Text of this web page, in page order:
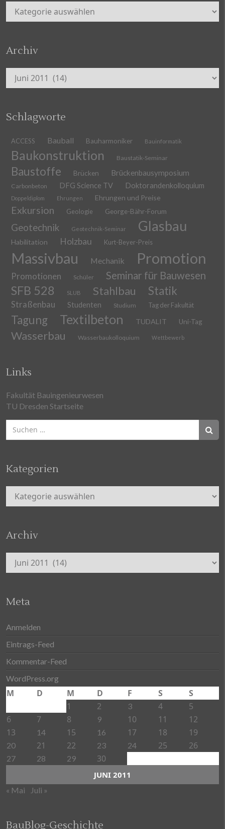
Kategorien
Archiv
Archiv
Schlagworte
ACCESS Bauball Bauharmoniker Bauinformatik
Baukonstruktion Baustatik-Seminar
Baustoffe Brücken Brückenbausymposium
Carbonbeton DFG Science TV Doktorandenkolloquium
Doppeldiplom Ehrungen Ehrungen und Preise
Exkursion Geologie George-Bähr-Forum
Geotechnik Geotechnik-Seminar Glasbau
Habilitation Holzbau Kurt-Beyer-Preis
Massivbau Mechanik Promotion
Promotionen Schüler Seminar für Bauwesen
SFB 528 SLUB Stahlbau Statik
Straßenbau Studenten Studium Tag der Fakultät
Tagung Textilbeton TUDALIT Uni-Tag
Wasserbau Wasserbaukolloquium Wettbewerb
Links
Fakultät Bauingenieurwesen
TU Dresden Startseite
Suchen
nach:
Kategorien
Kategorien
Archiv
Archiv
Meta
Anmelden
Eintrags-Feed
Kommentar-Feed
WordPress.org
JUNI 2011
M D M D F S
S
1
2 3 4
5
6
7 8 9 10 11
12
13
14 15 16 17 18 19
20 21 22 23 24 25 26
27 28 29 30
« Mai Juli »
BauBlog-Geschichte